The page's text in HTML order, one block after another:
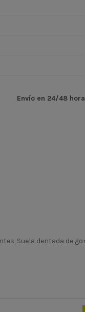
Envío en 24/48
Suela dentada de